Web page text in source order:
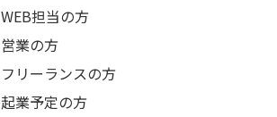
WEB担当の方
営業の方
フリーランスの方
起業予定の方